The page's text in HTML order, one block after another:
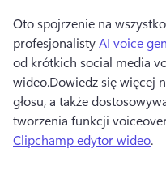
Oto spojrzenie na
profesjonalisty AI voice
od krótkich social media
wideo.Dowiedz się więcej
głosu, a także
tworzenia funkcji
Clipchamp edytor wideo.